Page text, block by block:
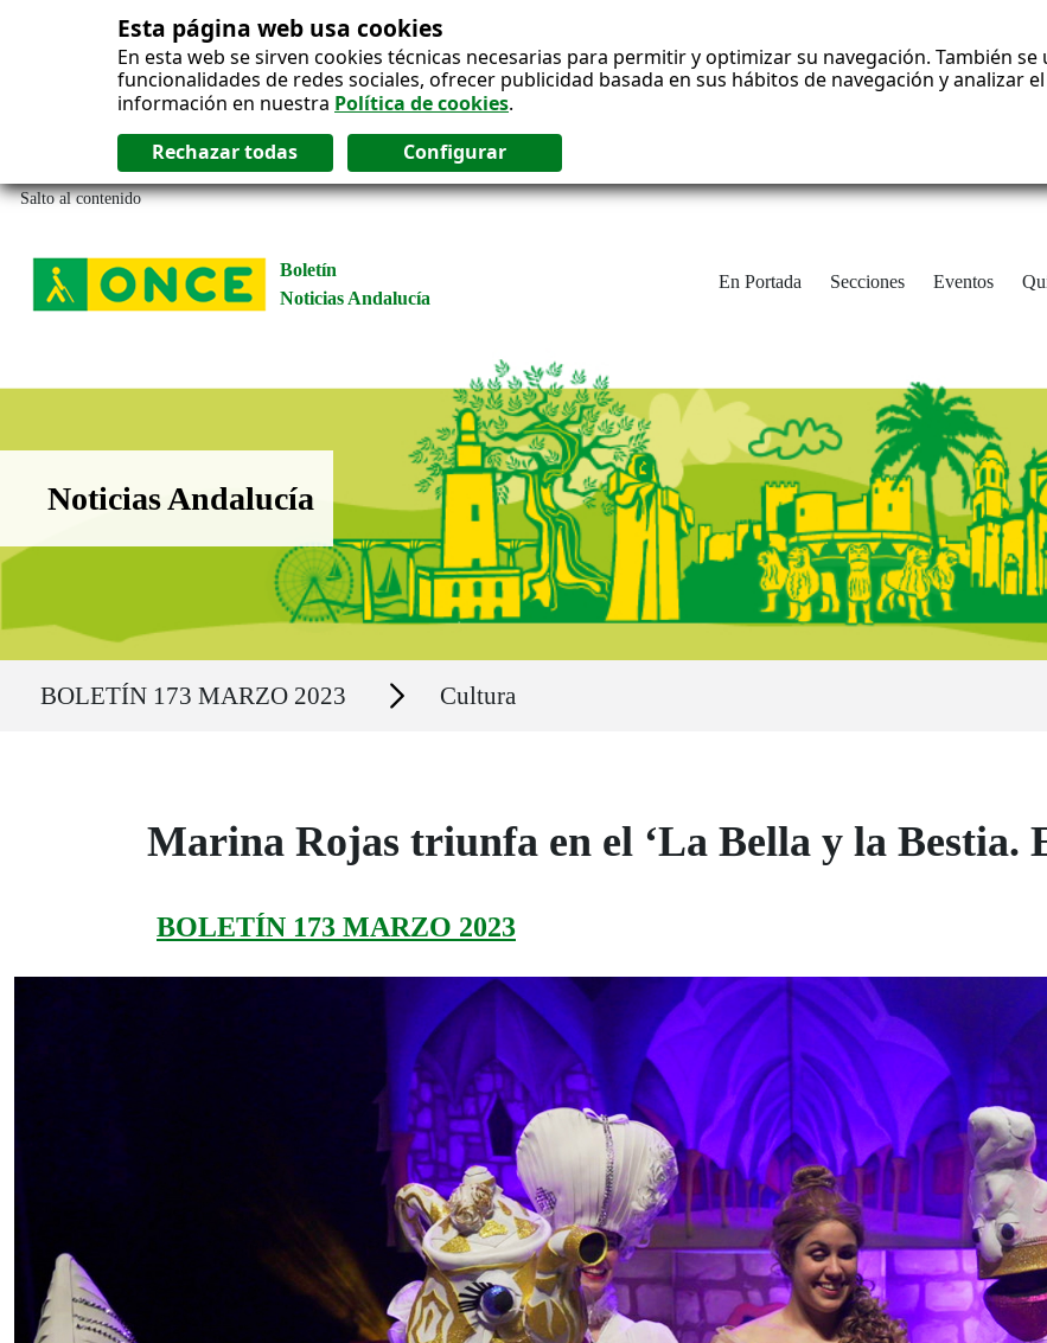
Esta página web usa cookies
En esta web se sirven cookies técnicas necesarias para permitir y optimizar su navegación. También
funcionalidades de redes sociales, ofrecer publicidad basada en sus hábitos de navegación y analizar
información en nuestra Política de cookies.
Salto al contenido
Boletín
Noticias Andalucía
En Portada Secciones Eventos
Boletín Noticias Andalucía
Noticias Andalucía
BOLETÍN 173 MARZO 2023 Secciones Cultura
Marina Rojas triunfa en el ‘La Bella y la Bestia.
BOLETÍN 173 MARZO 2023